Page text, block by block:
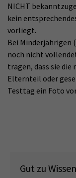
NICHT
kein
vorliegt.
Bei Minderjährigen
noch nicht
tragen, dass sie
Elternteil oder
Testtag ein Foto
Gut zu Wissen